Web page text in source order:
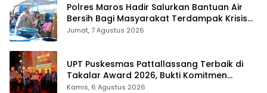
Polres Maros Hadir Salurkan Bantuan Air
Bersih Bagi Masyarakat Terdampak Krisis
Air Bersih Di Maros
Jumat, 7 Agustus 2026
UPT Puskesmas Pattallassang Terbaik di
Takalar Award 2026, Bukti Komitmen
Hadirkan Pelayanan Kesehatan Berkualitas
Kamis, 6 Agustus 2026